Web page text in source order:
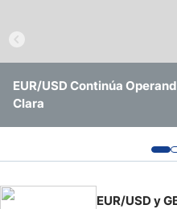
Pronóstico Semanal Forex
Señales de Trading Gratis y
EUR/USD Continúa
Clara
EUR/USD en Agosto de
Qué Esperar de la Fed y el
EUR/USD Sigue Atrapado
Confusas
EUR/USD y